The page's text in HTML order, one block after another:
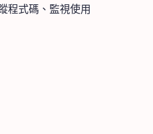
程式碼、監視使用